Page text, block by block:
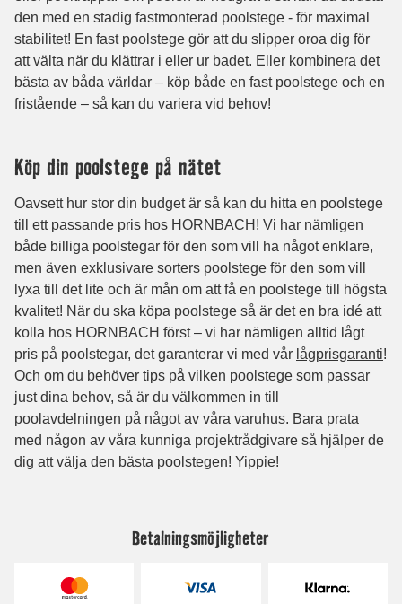
Betalningsmöjligheter